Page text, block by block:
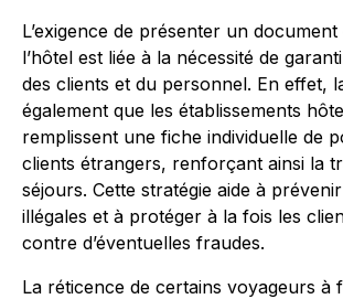
L’exigence de présenter un document
l’hôtel est liée à la nécessité de
des clients et du personnel. En effet,
également que les établissements
remplissent une fiche individuelle de
clients étrangers, renforçant ainsi la
séjours. Cette stratégie aide à
illégales et à protéger à la fois les
contre d’éventuelles fraudes.
La réticence de certains voyageurs à